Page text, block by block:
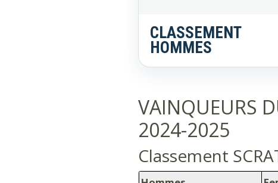
CLASSEMENT
HOMMES
VAINQUEURS
2024-2025
Classement